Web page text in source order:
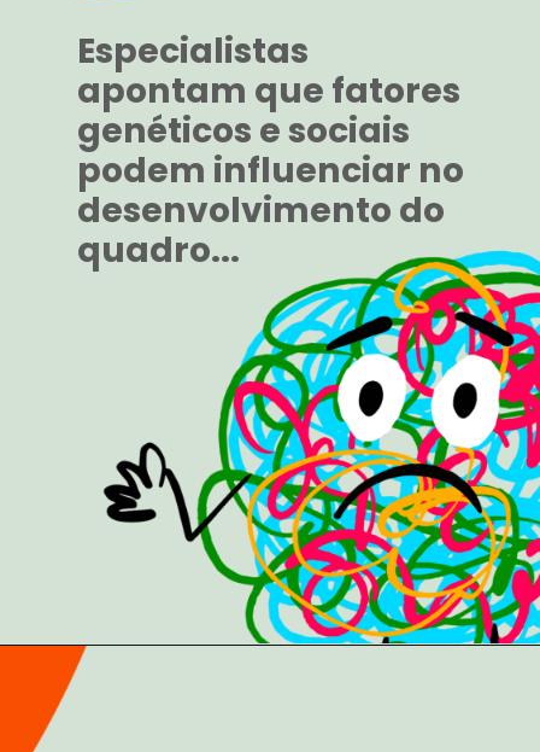
Especialistas
apontam que fatores
genéticos e sociais
podem influenciar no
desenvolvimento do
quadro...